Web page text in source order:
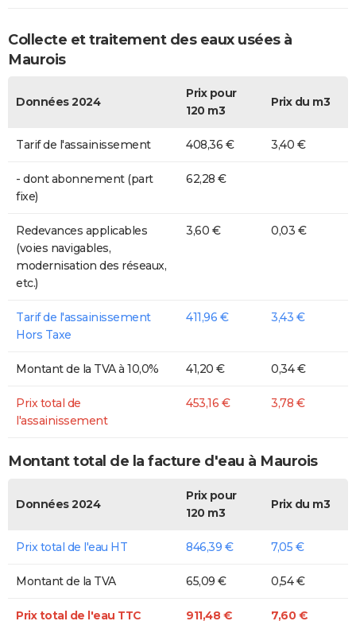
Collecte et traitement des eaux usées à
Maurois
Données 2024
Prix pour
120 m3
Prix du m3
Tarif de l'assainissement 408,36 € 3,40 €
- dont abonnement (part
fixe)
62,28 €
Redevances applicables
(voies navigables,
modernisation des réseaux,
etc.)
3,60 € 0,03 €
Tarif de l'assainissement
Hors Taxe
411,96 € 3,43 €
Montant de la TVA à 10,0% 41,20 € 0,34 €
Prix total de
l'assainissement
453,16 € 3,78 €
Montant total de la facture d'eau à Maurois
Données 2024
Prix pour
120 m3
Prix du m3
Prix total de l'eau HT 846,39 € 7,05 €
Montant de la TVA 65,09 € 0,54 €
Prix total de l'eau TTC 911,48 € 7,60 €